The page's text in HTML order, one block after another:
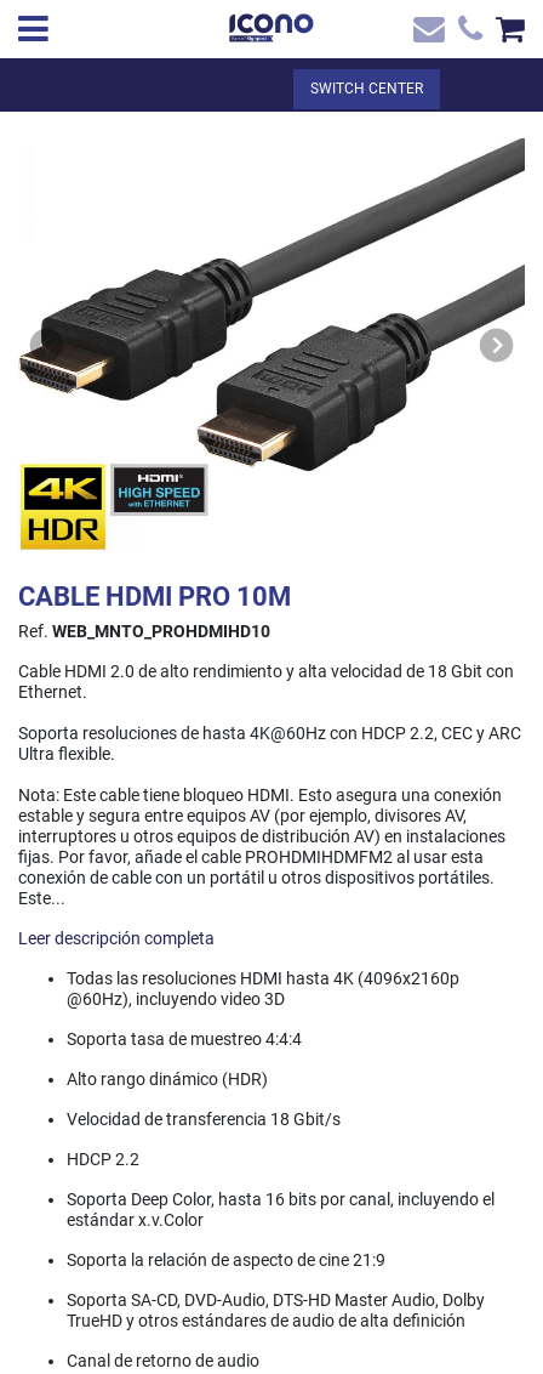
SEE THE BASKET
EN ✖
SWITCH CENTER
CABLE HDMI PRO 10M
Ref. WEB_MNTO_PROHDMIHD10
Cable HDMI 2.0 de alto rendimiento y alta velocidad de 18 Gbit con
Ethernet.
Soporta resoluciones de hasta 4K@60Hz con HDCP 2.2, CEC y ARC
Ultra flexible.
Nota: Este cable tiene bloqueo HDMI. Esto asegura una conexión
estable y segura entre equipos AV (por ejemplo, divisores AV,
interruptores u otros equipos de distribución AV) en instalaciones
fijas. Por favor, añade el cable PROHDMIHDMFM2 al usar esta
conexión de cable con un portátil u otros dispositivos portátiles.
Este...
Leer descripción completa
Todas las resoluciones HDMI hasta 4K (4096x2160p
@60Hz), incluyendo video 3D
Soporta tasa de muestreo 4:4:4
Alto rango dinámico (HDR)
Velocidad de transferencia 18 Gbit/s
HDCP 2.2
Soporta Deep Color, hasta 16 bits por canal, incluyendo el
estándar x.v.Color
Soporta la relación de aspecto de cine 21:9
Soporta SA-CD, DVD-Audio, DTS-HD Master Audio, Dolby
TrueHD y otros estándares de audio de alta definición
Canal de retorno de audio